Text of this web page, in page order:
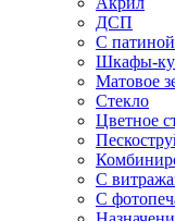
ДСП
С патиной
Шкафы-
Матовое
Стекло
Цветное
С
С